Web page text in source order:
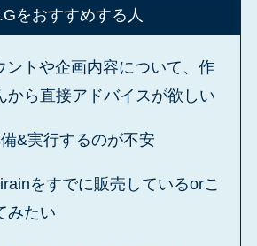
をおすすめする人
ントや企画内容について、作
から直接アドバイスが欲しい
&実行するのが不安
をすでに販売しているorこ
みたい